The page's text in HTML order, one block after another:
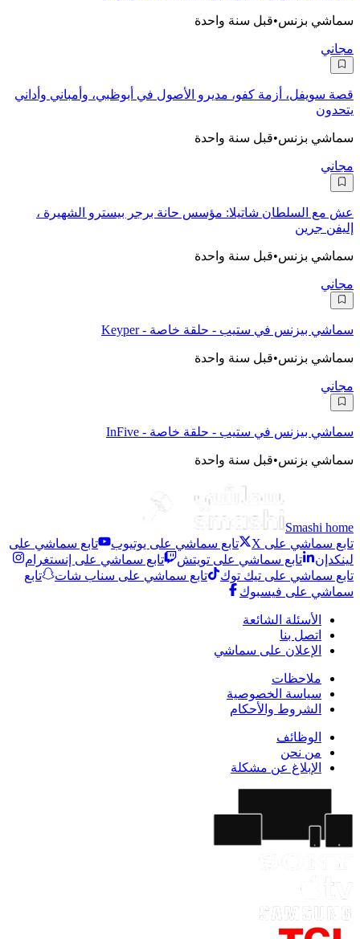
سماشي بزنس•قبل سنة واحدة
مجاني
قصة سويفل، أزمة كفو، مديرو الأصول في أبوظبي، وأمباني وأداني
يتحدون
سماشي بزنس•قبل سنة واحدة
مجاني
عش مع السلطان شاتيلا: مؤسس حانة برجر بيسترو الشهيرة ،
إليفن جرين
سماشي بزنس•قبل سنة واحدة
مجاني
سماشي بيزنس في ستيب - حلقة خاصة - Keyper
سماشي بزنس•قبل سنة واحدة
مجاني
سماشي بيزنس في ستيب - حلقة خاصة - InFive
سماشي بزنس•قبل سنة واحدة
Smashi home
تابع سماشي على X
تابع سماشي على يوتيوب
تابع سماشي على
لينكدإن
تابع سماشي على تويتش
تابع سماشي على إنستغرام
تابع سماشي على تيك توك
تابع سماشي على سناب شات
تابع
سماشي على فيسبوك
الأسئلة الشائعة
اتصل بنا
الإعلان على سماشي
ملاحظات
سياسة الخصوصية
الشروط والأحكام
الوظائف
من نحن
الإبلاغ عن مشكلة